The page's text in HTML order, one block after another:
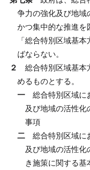
争力の強化及び地域
かつ集中的な推進
「総合特別区域基
ばならない。
２ 総合特別区域基本
めるものとする。
一 総合特別区域に
及び地域の活性化
事項
二 総合特別区域に
及び地域の活性
き施策に関する基